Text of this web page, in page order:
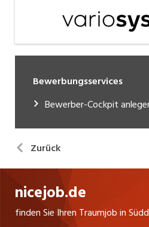
Bewerbungsservices
Bewerber-Cockpit
Zurück
nicejob.de
finden Sie Ihren Traumjob in